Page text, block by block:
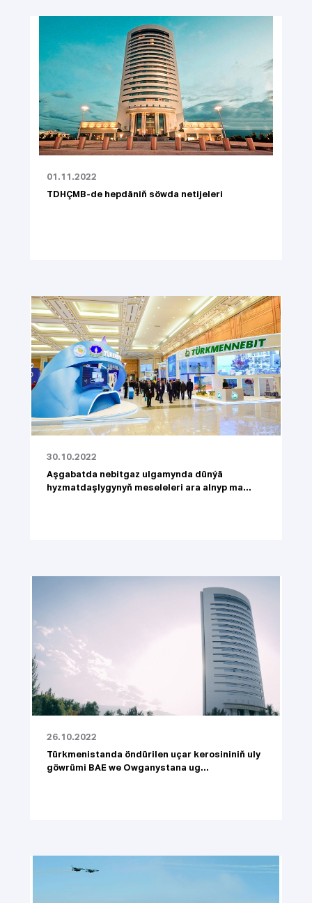
01.11.2022
TDHÇMB-de hepdäniň söwda netijeleri
30.10.2022
Aşgabatda nebitgaz ulgamynda dünýä
hyzmatdaşlygynyň meseleleri ara alnyp ma...
26.10.2022
Türkmenistanda öndürilen uçar kerosininiň uly
göwrümi BAE we Owganystana ug...